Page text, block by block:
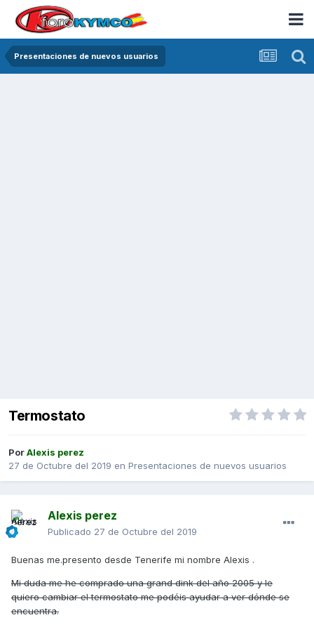
Presentaciones de nuevos usuarios
Termostato
PorAlexis perez
27 de Octubre del 2019 en Presentaciones de nuevos usuarios
Alexis perez
Publicado 27 de Octubre del 2019
Buenas me.presento desde Tenerife mi nombre Alexis .
Mi duda me he comprado una grand dink del año 2005 y le
quiero cambiar el termostato me podéis ayudar a ver dónde se
encuentra.